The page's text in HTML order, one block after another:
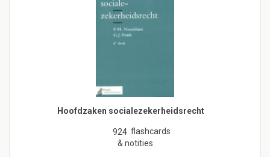
Hoofdzaken socialezekerheidsrecht
924 flashcards
& notities